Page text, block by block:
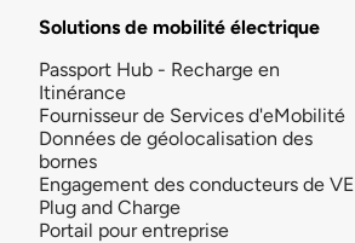
Solutions de mobilité électrique
Passport Hub - Recharge en
Itinérance
Fournisseur de Services d'eMobilité
Données de géolocalisation des
bornes
Engagement des conducteurs de VE
Plug and Charge
Portail pour entreprise